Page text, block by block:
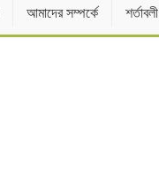
আমাদের সম্পর্কে শর্তাবলী